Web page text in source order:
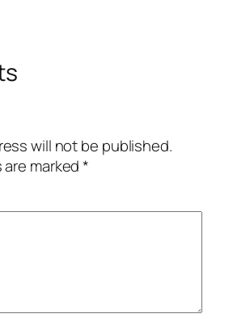
will not be published.
are marked*